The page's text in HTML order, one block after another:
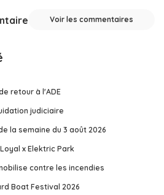
Voir les commentaires
retour à l'ADE
judiciaire
la semaine du 3 août 2026
x Elektric Park
contre les incendies
Boat Festival 2026